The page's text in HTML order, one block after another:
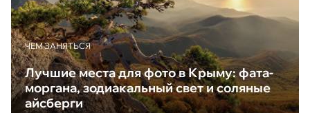
ЧЕМ ЗАНЯТЬСЯ
Лучшие места для фото в Крыму: фата-
моргана, зодиакальный свет и соляные
айсберги